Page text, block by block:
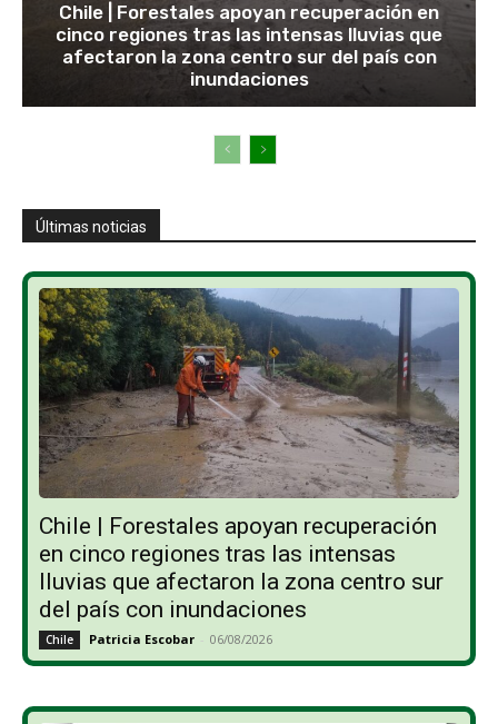
Chile | Forestales apoyan recuperación en
cinco regiones tras las intensas lluvias que
afectaron la zona centro sur del país con
inundaciones
Últimas noticias
Chile | Forestales apoyan recuperación
en cinco regiones tras las intensas
lluvias que afectaron la zona centro sur
del país con inundaciones
Chile Patricia Escobar - 06/08/2026